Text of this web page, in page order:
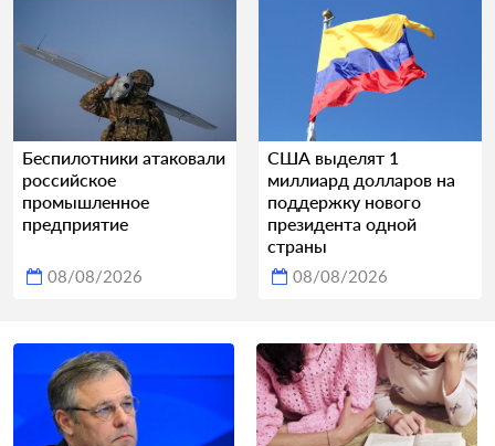
Беспилотники атаковали
российское
промышленное
предприятие
08/08/2026
США выделят 1
миллиард долларов на
поддержку нового
президента одной
страны
08/08/2026